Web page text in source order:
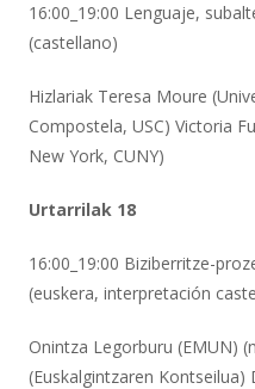
16:00_19:00 Lenguaje,
(castellano)
Hizlariak Teresa Moure
Compostela, USC) Victoria
New York, CUNY)
Urtarrilak 18
16:00_19:00 Biziberritze-
(euskera, interpretación
Onintza Legorburu (EMUN)
(Euskalgintzaren